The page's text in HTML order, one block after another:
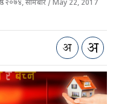
२०७४, सोमबार / May 22, 2017